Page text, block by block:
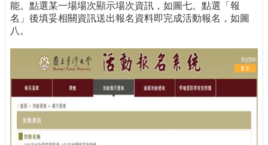
能。點選某一場場次顯示場次資訊，如圖七。點選「報
名」後填妥相關資訊送出報名資料即完成活動報名，如圖
八。